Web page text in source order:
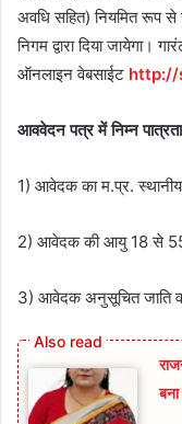
अवधि सहित) नियमित रूप से
निगम द्वारा दिया जायेगा।
ऑनलाइन वेबसाईट http://
आववेदन पत्र में निम्‍न
1) आवेदक का म.प्र. स्‍थानीय
2) आवेदक की आयु 18 से 55
3) आवेदक अनुसूचित जाति
बना